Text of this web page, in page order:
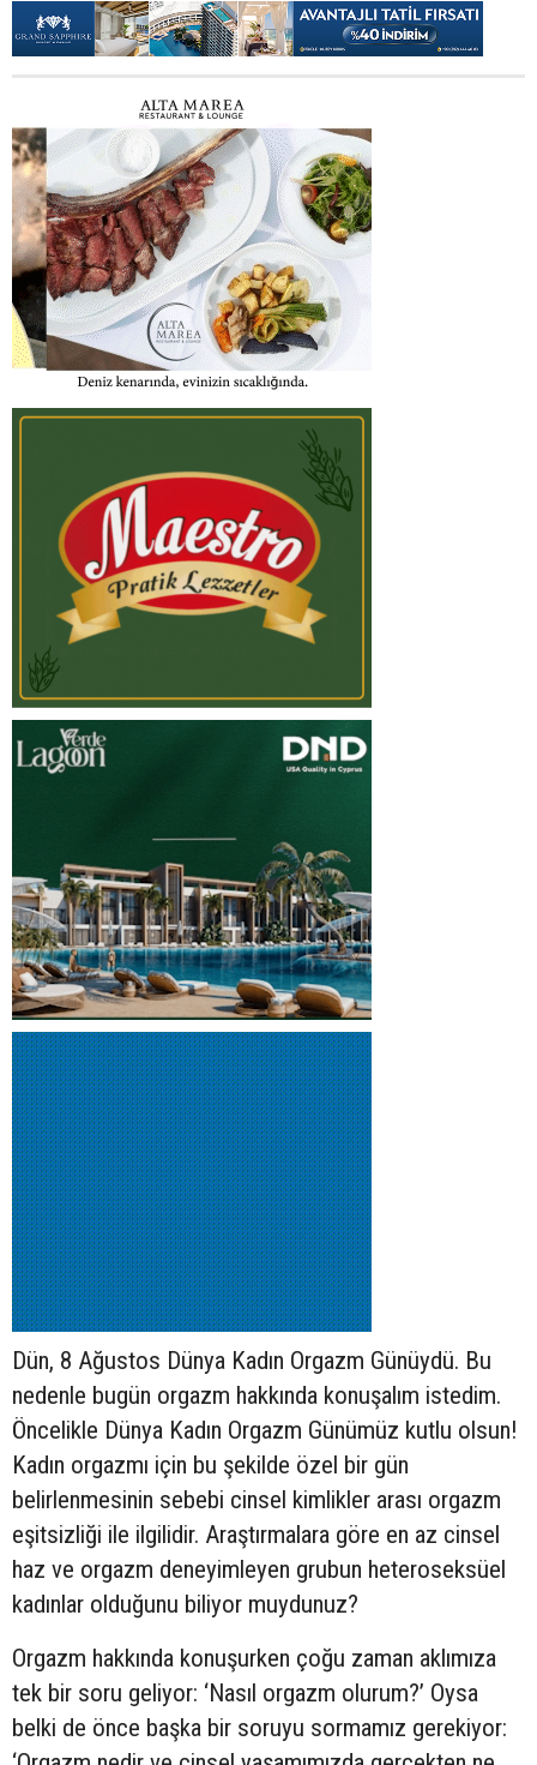
Dün, 8 Ağustos Dünya Kadın Orgazm Günüydü. Bu
nedenle bugün orgazm hakkında konuşalım istedim.
Öncelikle Dünya Kadın Orgazm Günümüz kutlu olsun!
Kadın orgazmı için bu şekilde özel bir gün
belirlenmesinin sebebi cinsel kimlikler arası orgazm
eşitsizliği ile ilgilidir. Araştırmalara göre en az cinsel
haz ve orgazm deneyimleyen grubun heteroseksüel
kadınlar olduğunu biliyor muydunuz?
Orgazm hakkında konuşurken çoğu zaman aklımıza
tek bir soru geliyor: ‘Nasıl orgazm olurum?’ Oysa
belki de önce başka bir soruyu sormamız gerekiyor: